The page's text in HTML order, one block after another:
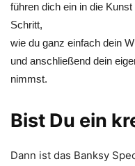
führen dich ein in die
Schritt,
wie du ganz einfach dein
und anschließend dein
nimmst.
Bist Du ein
Dann ist das Banksy